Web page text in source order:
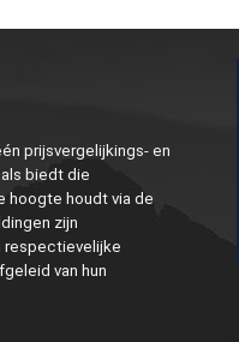
prijsvergelijkings- en
biedt die
hoogte houdt via de
zijn
respectievelijke
van hun